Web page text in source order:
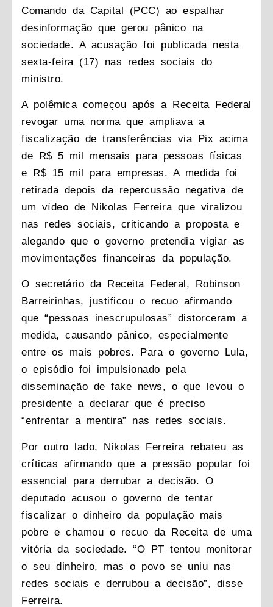
Comando da Capital (PCC) ao espalhar
desinformação que gerou pânico na
sociedade. A acusação foi publicada nesta
sexta-feira (17) nas redes sociais do
ministro.
A polêmica começou após a Receita Federal
revogar uma norma que ampliava a
fiscalização de transferências via Pix acima
de R$ 5 mil mensais para pessoas físicas
e R$ 15 mil para empresas. A medida foi
retirada depois da repercussão negativa de
um vídeo de Nikolas Ferreira que viralizou
nas redes sociais, criticando a proposta e
alegando que o governo pretendia vigiar as
movimentações financeiras da população.
O secretário da Receita Federal, Robinson
Barreirinhas, justificou o recuo afirmando
que “pessoas inescrupulosas” distorceram a
medida, causando pânico, especialmente
entre os mais pobres. Para o governo Lula,
o episódio foi impulsionado pela
disseminação de fake news, o que levou o
presidente a declarar que é preciso
“enfrentar a mentira” nas redes sociais.
Por outro lado, Nikolas Ferreira rebateu as
críticas afirmando que a pressão popular foi
essencial para derrubar a decisão. O
deputado acusou o governo de tentar
fiscalizar o dinheiro da população mais
pobre e chamou o recuo da Receita de uma
vitória da sociedade. “O PT tentou monitorar
o seu dinheiro, mas o povo se uniu nas
redes sociais e derrubou a decisão”, disse
Ferreira.